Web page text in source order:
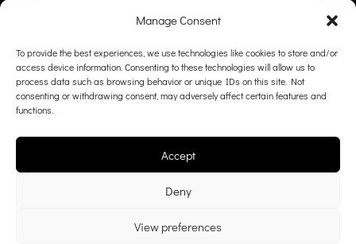
Manage Consent
To provide the best experiences, we use technologies like cookies to store and/or
access device information. Consenting to these technologies will allow us to
process data such as browsing behavior or unique IDs on this site. Not
consenting or withdrawing consent, may adversely affect certain features and
functions.
Accept
Deny
View preferences
NEEM CONTACT OP